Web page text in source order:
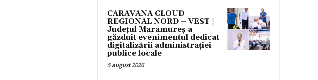
CARAVANA CLOUD
REGIONAL NORD – VEST |
Județul Maramureș a
găzduit evenimentul dedicat
digitalizării administrației
publice locale
5 august 2026